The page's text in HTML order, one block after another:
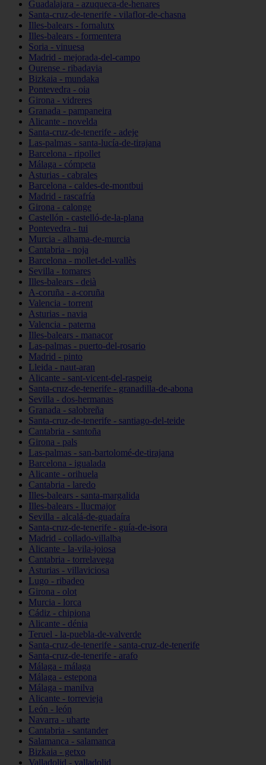
Guadalajara - azuqueca-de-henares
Santa-cruz-de-tenerife - vilaflor-de-chasna
Illes-balears - fornalutx
Illes-balears - formentera
Soria - vinuesa
Madrid - mejorada-del-campo
Ourense - ribadavia
Bizkaia - mundaka
Pontevedra - oia
Girona - vidreres
Granada - pampaneira
Alicante - novelda
Santa-cruz-de-tenerife - adeje
Las-palmas - santa-lucía-de-tirajana
Barcelona - ripollet
Málaga - cómpeta
Asturias - cabrales
Barcelona - caldes-de-montbui
Madrid - rascafría
Girona - calonge
Castellón - castelló-de-la-plana
Pontevedra - tui
Murcia - alhama-de-murcia
Cantabria - noja
Barcelona - mollet-del-vallès
Sevilla - tomares
Illes-balears - deià
A-coruña - a-coruña
Valencia - torrent
Asturias - navia
Valencia - paterna
Illes-balears - manacor
Las-palmas - puerto-del-rosario
Madrid - pinto
Lleida - naut-aran
Alicante - sant-vicent-del-raspeig
Santa-cruz-de-tenerife - granadilla-de-abona
Sevilla - dos-hermanas
Granada - salobreña
Santa-cruz-de-tenerife - santiago-del-teide
Cantabria - santoña
Girona - pals
Las-palmas - san-bartolomé-de-tirajana
Barcelona - igualada
Alicante - orihuela
Cantabria - laredo
Illes-balears - santa-margalida
Illes-balears - llucmajor
Sevilla - alcalá-de-guadaíra
Santa-cruz-de-tenerife - guía-de-isora
Madrid - collado-villalba
Alicante - la-vila-joiosa
Cantabria - torrelavega
Asturias - villaviciosa
Lugo - ribadeo
Girona - olot
Murcia - lorca
Cádiz - chipiona
Alicante - dénia
Teruel - la-puebla-de-valverde
Santa-cruz-de-tenerife - santa-cruz-de-tenerife
Santa-cruz-de-tenerife - arafo
Málaga - málaga
Málaga - estepona
Málaga - manilva
Alicante - torrevieja
León - león
Navarra - uharte
Cantabria - santander
Salamanca - salamanca
Bizkaia - getxo
Valladolid - valladolid